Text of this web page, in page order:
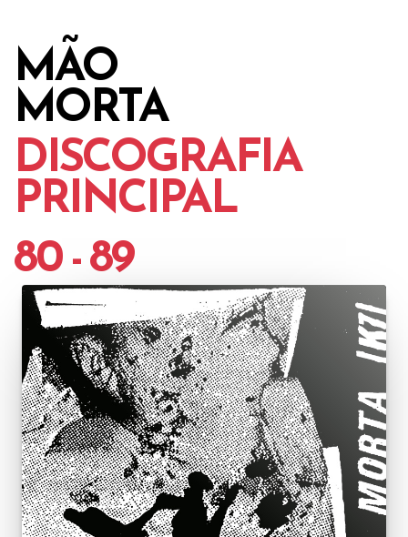
MÃO
MORTA
DISCOGRAFIA
PRINCIPAL
80 - 89